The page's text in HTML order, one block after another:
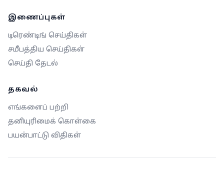
இணைப்புகள்
டிரெண்டிங் செய்திகள்
சமீபத்திய செய்திகள்
செய்தி தேடல்
தகவல்
எங்களைப் பற்றி
தனியுரிமைக் கொள்கை
பயன்பாட்டு விதிகள்